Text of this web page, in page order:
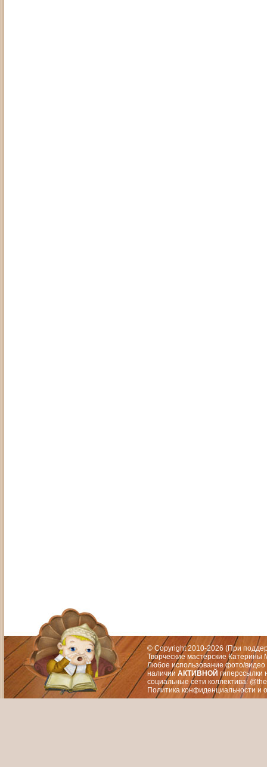
© Copyright 2010-2026 (При
Творческие мастерские
Любое использование фото/видео
наличии АКТИВНОЙ гиперссылки
социальные сети коллектива:
Политика конфиденциальности и